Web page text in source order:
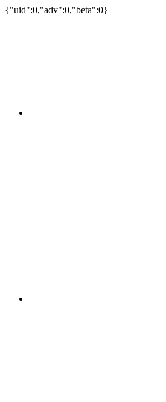
{"uid":0,"adv":0,"beta":0}